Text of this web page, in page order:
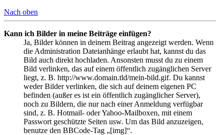
Nach oben
Kann ich Bilder in meine Beiträge einfügen?
Ja, Bilder können in deinem Beitrag angezeigt werden. Wenn
die Administration Dateianhänge erlaubt hat, kannst du das
Bild auch direkt hochladen. Ansonsten musst du zu einem
Bild verlinken, das auf einem öffentlich zugänglichen Server
liegt, z. B. http://www.domain.tld/mein-bild.gif. Du kannst
weder Bilder verlinken, die sich auf deinem eigenen PC
befinden (außer es ist ein öffentlich zugänglicher Server),
noch zu Bildern, die nur nach einer Anmeldung verfügbar
sind, z. B. Hotmail- oder Yahoo-Mailboxen, mit einem
Passwort geschützte Seiten usw. Um das Bild anzuzeigen,
benutze den BBCode-Tag „[img]“.